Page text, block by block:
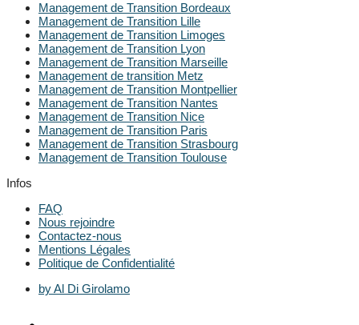
Management de Transition Bordeaux
Management de Transition Lille
Management de Transition Limoges
Management de Transition Lyon
Management de Transition Marseille
Management de transition Metz
Management de Transition Montpellier
Management de Transition Nantes
Management de Transition Nice
Management de Transition Paris
Management de Transition Strasbourg
Management de Transition Toulouse
Infos
FAQ
Nous rejoindre
Contactez-nous
Mentions Légales
Politique de Confidentialité
by Al Di Girolamo